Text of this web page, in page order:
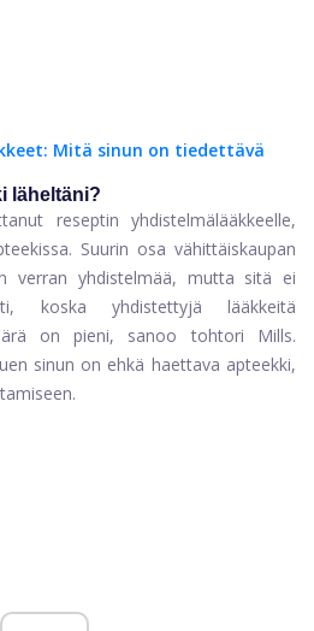
Mitä sinun on tiedettävä
läheltäni?
reseptin yhdistelmälääkkeelle,
Suurin osa vähittäiskaupan
verran yhdistelmää, mutta sitä ei
koska yhdistettyjä lääkkeitä
on pieni, sanoo tohtori Mills.
sinun on ehkä haettava apteekki,